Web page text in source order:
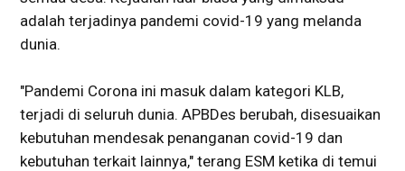
adalah terjadinya pandemi covid-19 yang melanda
dunia.
"Pandemi Corona ini masuk dalam kategori KLB,
terjadi di seluruh dunia. APBDes berubah, disesuaikan
kebutuhan mendesak penanganan covid-19 dan
kebutuhan terkait lainnya," terang ESM ketika di temui